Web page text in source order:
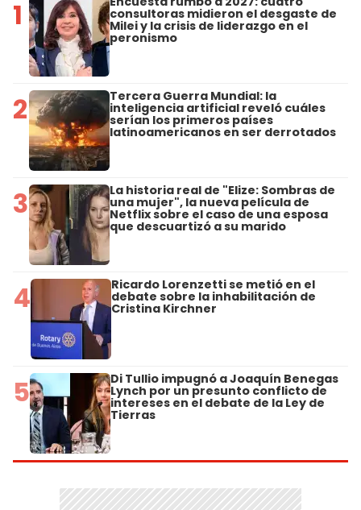
1 consultoras midieron el desgaste de
Milei y la crisis de liderazgo en el
peronismo
2 Tercera Guerra Mundial: la
inteligencia artificial reveló cuáles
serían los primeros países
latinoamericanos en ser derrotados
3 La historia real de "Elize: Sombras de
una mujer", la nueva película de
Netflix sobre el caso de una esposa
que descuartizó a su marido
4 Ricardo Lorenzetti se metió en el
debate sobre la inhabilitación de
Cristina Kirchner
5 Di Tullio impugnó a Joaquín Benegas
Lynch por un presunto conflicto de
intereses en el debate de la Ley de
Tierras